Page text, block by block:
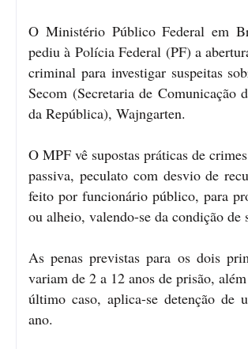
O Ministério Público Federal em
pediu à Polícia Federal (PF) a
criminal para investigar suspeitas
Secom (Secretaria de Comunicação
da República), Wajngarten.
O MPF vê supostas práticas de
passiva, peculato com desvio de
feito por funcionário público, para
ou alheio, valendo-se da condição de
As penas previstas para os dois
variam de 2 a 12 anos de prisão,
último caso, aplica-se detenção de
ano.